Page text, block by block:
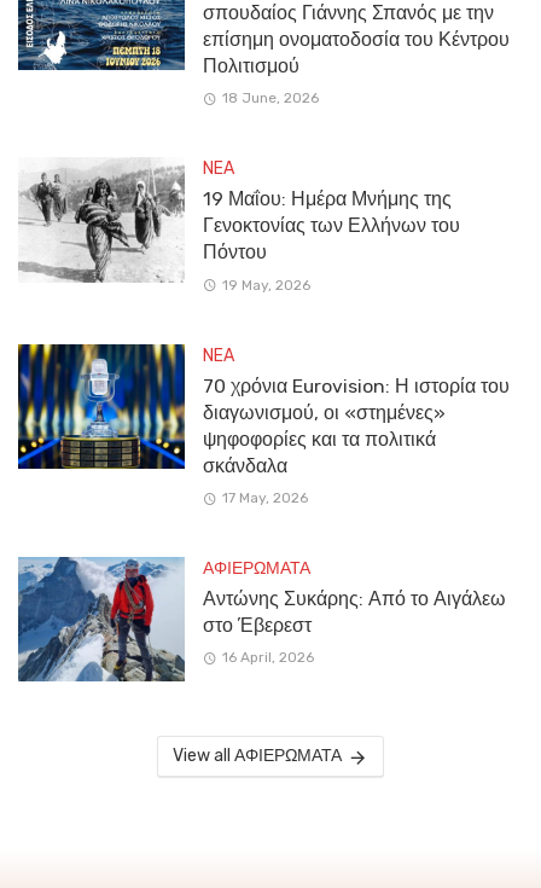
σπουδαίος Γιάννης Σπανός με την
επίσημη ονοματοδοσία του Κέντρου
Πολιτισμού
18 June, 2026
NEA
19 Μαΐου: Ημέρα Μνήμης της
Γενοκτονίας των Ελλήνων του
Πόντου
19 May, 2026
NEA
70 χρόνια Eurovision: Η ιστορία του
διαγωνισμού, οι «στημένες»
ψηφοφορίες και τα πολιτικά
σκάνδαλα
17 May, 2026
ΑΦΙΕΡΩΜΑΤΑ
Αντώνης Συκάρης: Από το Αιγάλεω
στο Έβερεστ
16 April, 2026
View all ΑΦΙΕΡΩΜΑΤΑ